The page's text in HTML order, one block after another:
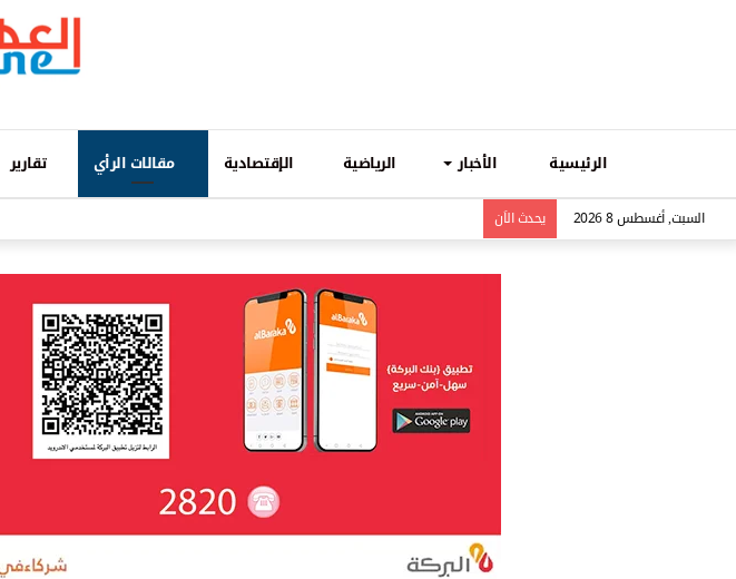
الرئيسية الأخبار الرياضية الإقتصادية مقالات الرأي تقارير
السبت, أغسطس 8 2026 يحدث الاَن